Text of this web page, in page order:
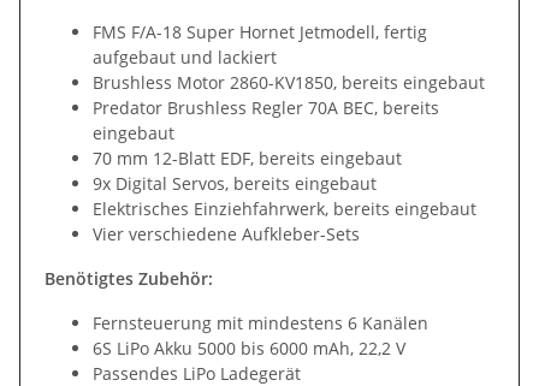
FMS F/A-18 Super Hornet Jetmodell, fertig
aufgebaut und lackiert
Brushless Motor 2860-KV1850, bereits eingebaut
Predator Brushless Regler 70A BEC, bereits
eingebaut
70 mm 12-Blatt EDF, bereits eingebaut
9x Digital Servos, bereits eingebaut
Elektrisches Einziehfahrwerk, bereits eingebaut
Vier verschiedene Aufkleber-Sets
Benötigtes Zubehör:
Fernsteuerung mit mindestens 6 Kanälen
6S LiPo Akku 5000 bis 6000 mAh, 22,2 V
Passendes LiPo Ladegerät